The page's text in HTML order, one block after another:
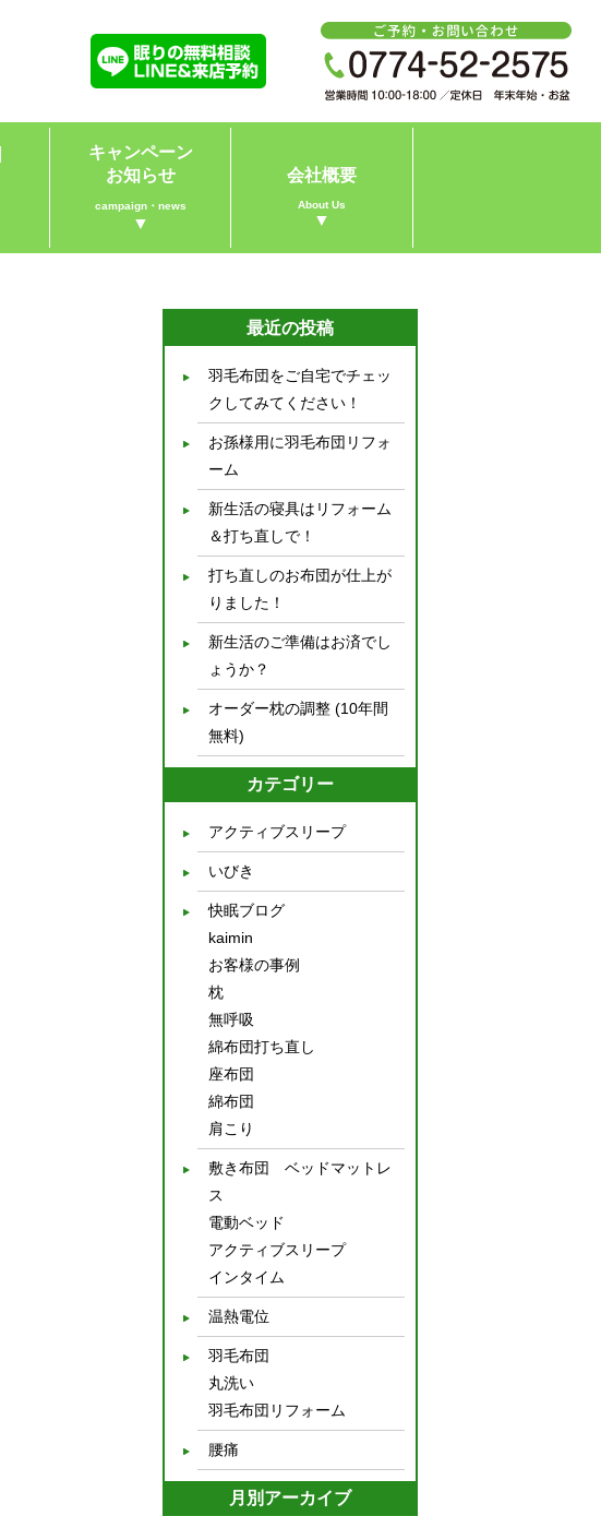
キャンペーン
お知らせ
campaign・news
▼
会社概要
About Us
▼
最近の投稿
羽毛布団をご自宅でチェッ
クしてみてください！
お孫様用に羽毛布団リフォ
ーム
新生活の寝具はリフォーム
＆打ち直しで！
打ち直しのお布団が仕上が
りました！
新生活のご準備はお済でし
ょうか？
オーダー枕の調整 (10年間
無料)
カテゴリー
アクティブスリープ
いびき
快眠ブログ
kaimin
お客様の事例
枕
無呼吸
綿布団打ち直し
座布団
綿布団
肩こり
敷き布団 ベッドマットレ
ス
電動ベッド
アクティブスリープ
インタイム
温熱電位
羽毛布団
丸洗い
羽毛布団リフォーム
腰痛
月別アーカイブ